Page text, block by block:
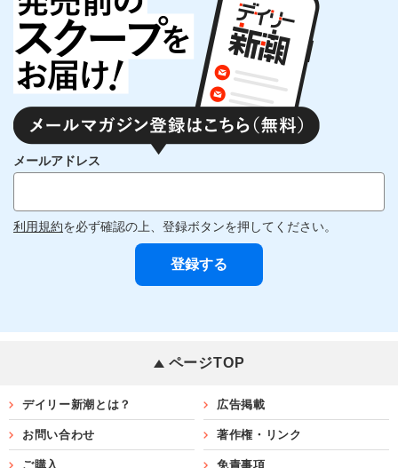
メールアドレス
利用規約を必ず確認の上、登録ボタンを押してください。
ページTOP
デイリー新潮とは？ 広告掲載
お問い合わせ 著作権・リンク
ご購入 免責事項